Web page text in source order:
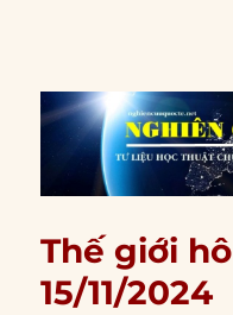
Thế giới
15/11/2024